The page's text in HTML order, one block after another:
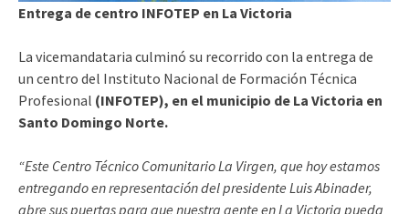
Entrega de centro INFOTEP en La Victoria
La vicemandataria culminó su recorrido con la entrega de
un centro del Instituto Nacional de Formación Técnica
Profesional (INFOTEP), en el municipio de La Victoria en
Santo Domingo Norte.
“Este Centro Técnico Comunitario La Virgen, que hoy estamos
entregando en representación del presidente Luis Abinader,
abre sus puertas para que nuestra gente en La Victoria pueda